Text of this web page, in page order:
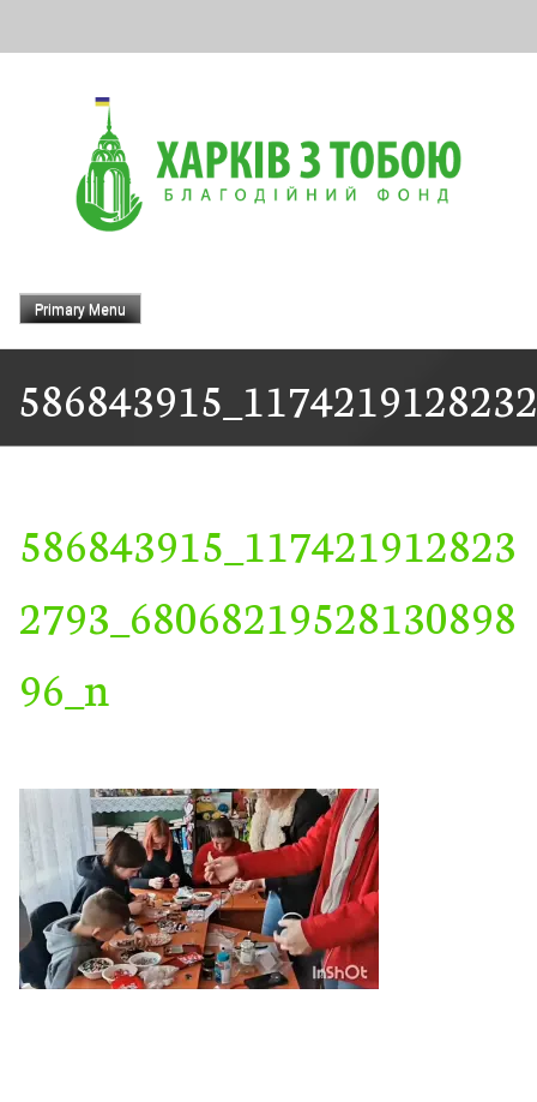
Primary Menu
586843915_117421912823
2793_68068219528130898
96_n